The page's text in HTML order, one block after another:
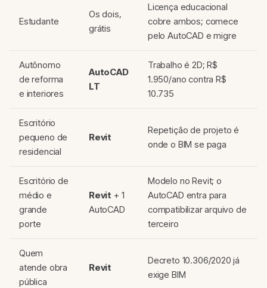
Estudante
Os dois,
grátis
Licença educacional
cobre ambos; comece
pelo AutoCAD e migre
Autônomo
de reforma
e interiores
AutoCAD
LT
Trabalho é 2D; R$
1.950/ano contra R$
10.735
Escritório
pequeno de
residencial
Revit
Repetição de projeto é
onde o BIM se paga
Escritório de
médio e
grande
porte
Revit + 1
AutoCAD
Modelo no Revit; o
AutoCAD entra para
compatibilizar arquivo de
terceiro
Quem
atende obra
pública
Revit
Decreto 10.306/2020 já
exige BIM